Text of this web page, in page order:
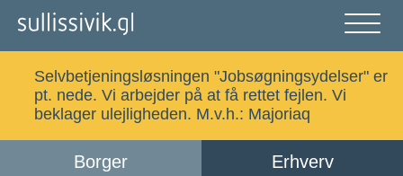
luk
Selvbetjeningsløsningen "Jobsøgningsydelser" er
pt. nede. Vi arbejder på at få rettet fejlen. Vi
beklager ulejligheden. M.v.h.: Majoriaq
Borger Erhverv